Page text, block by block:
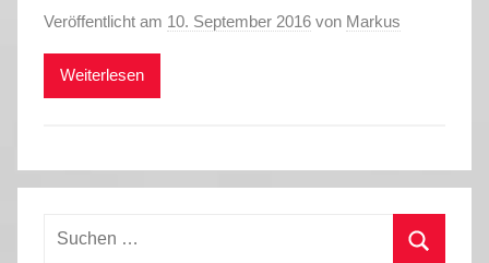
Veröffentlicht am 10. September 2016 von Markus
Weiterlesen
Suchen